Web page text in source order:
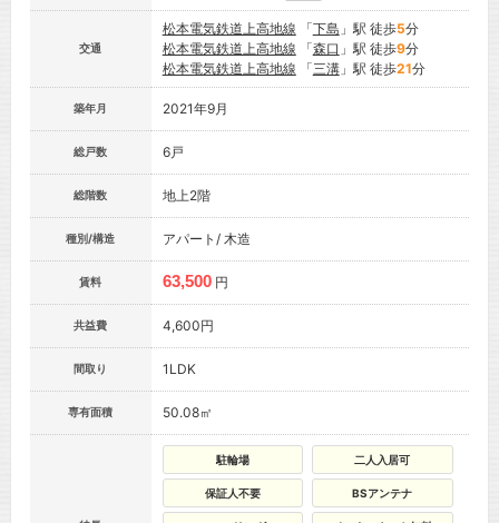
交通
松本電気鉄道上高地線 「下島 」駅 徒歩5分
松本電気鉄道上高地線 「森口 」駅 徒歩9分
松本電気鉄道上高地線 「三溝」駅 徒歩21分
築年月 2021年9月
総戸数 6戸
総階数 地上2階
種別/構造 アパート/ 木造
賃料 63,500 円
共益費 4,600円
間取り 1LDK
専有面積 50.08㎡
駐輪場 二人入居可
保証人不要 BSアンテナ